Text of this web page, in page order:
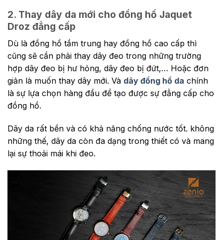
2. Thay dây da mới cho đồng hồ Jaquet
Droz đẳng cấp
Dù là đồng hồ tầm trung hay đồng hồ cao cấp thì
cũng sẽ cần phải thay dây đeo trong những trường
hợp dây đeo bị hư hỏng, dây đeo bị đứt,… Hoặc đơn
giản là muốn thay dây mới. Và dây đồng hồ da chính
là sự lựa chọn hàng đầu để tạo được sự đẳng cấp cho
đồng hồ.
Dây da rất bền và có khả năng chống nước tốt. không
những thế, dây da còn đa dạng trong thiết có và mang
lại sự thoải mái khi đeo.